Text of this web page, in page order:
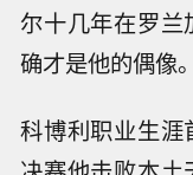
尔十几年在罗
确才是他的偶像。
科博利职业生